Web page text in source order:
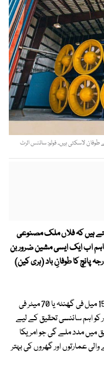
ہیں کہ فلاں ملک مصنوعی
اب ایک ایسی مشین ضرور بن
پانچ کا طوفانِ باد (ہری کین)
اسے 'دیوارِ باد' یا دی وال آف وِنڈ کا نام دیا گیا ہے جو 157 میل فی گھنٹہ یا 70 میٹر فی
کو اہم سائنسی تحقیق کے لیے
میں مدد ملے گی جو امریکا
عمارتوں اور گھروں کی بہتر